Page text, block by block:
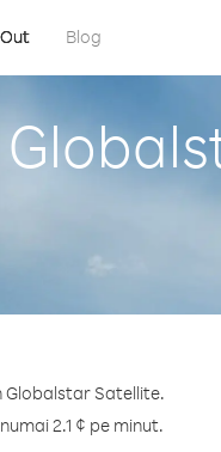
Blog
Globalstar Satellite.
2.1 ¢ pe minut.